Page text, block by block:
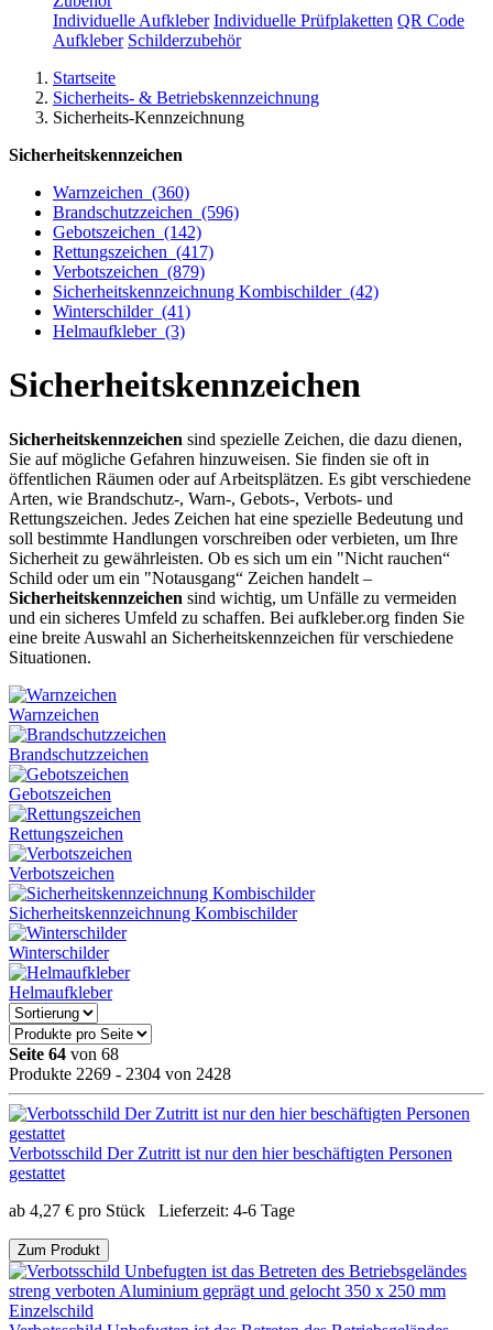
Individuelle Aufkleber Individuelle Prüfplaketten QR Code
Aufkleber Schilderzubehör
Startseite
Sicherheits- & Betriebskennzeichnung
Sicherheits-Kennzeichnung
Sicherheitskennzeichen
Warnzeichen (360)
Brandschutzzeichen (596)
Gebotszeichen (142)
Rettungszeichen (417)
Verbotszeichen (879)
Sicherheitskennzeichnung Kombischilder (42)
Winterschilder (41)
Helmaufkleber (3)
Sicherheitskennzeichen
Sicherheitskennzeichen sind spezielle Zeichen, die dazu dienen,
Sie auf mögliche Gefahren hinzuweisen. Sie finden sie oft in
öffentlichen Räumen oder auf Arbeitsplätzen. Es gibt verschiedene
Arten, wie Brandschutz-, Warn-, Gebots-, Verbots- und
Rettungszeichen. Jedes Zeichen hat eine spezielle Bedeutung und
soll bestimmte Handlungen vorschreiben oder verbieten, um Ihre
Sicherheit zu gewährleisten. Ob es sich um ein "Nicht rauchen“
Schild oder um ein "Notausgang“ Zeichen handelt –
Sicherheitskennzeichen sind wichtig, um Unfälle zu vermeiden
und ein sicheres Umfeld zu schaffen. Bei aufkleber.org finden Sie
eine breite Auswahl an Sicherheitskennzeichen für verschiedene
Situationen.
Warnzeichen
Brandschutzzeichen
Gebotszeichen
Rettungszeichen
Verbotszeichen
Sicherheitskennzeichnung Kombischilder
Winterschilder
Helmaufkleber
Seite 64 von 68
Produkte 2269 - 2304 von 2428
Verbotsschild Der Zutritt ist nur den hier beschäftigten Personen
gestattet
ab 4,27 € pro Stück Lieferzeit: 4-6 Tage
Zum Produkt